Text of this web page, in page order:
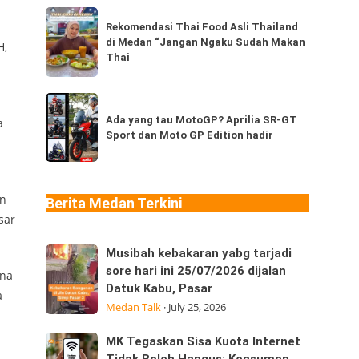
dari
Thailand,
kamu
sudah
coba
berapa
jenis?
Rekomendasi
Thai
Food
Asli
Thailand
di
Medan
“Jangan
Sudah
Makan
Rekomendasi Thai Food Asli Thailand
di Medan “Jangan Ngaku Sudah Makan
Thai
Ada
yang
tau
MotoGP?
SR-
GT
dan
Moto
GP
Edition
hadir
Ada yang tau MotoGP? Aprilia SR-GT
Sport dan Moto GP Edition hadir
Berita Medan Terkini
Musibah
kebakaran
yabg
tarjadi
sore
hari
Musibah kebakaran yabg tarjadi
sore hari ini 25/07/2026 dijalan
Datuk Kabu, Pasar
Medan Talk· July 25, 2026
MK
MK Tegaskan Sisa Kuota Internet